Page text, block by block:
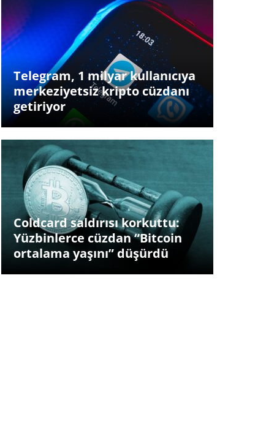
Telegram, 1 milyar kullanıcıya
merkeziyetsiz kripto cüzdanı
getiriyor
Coldcard saldırısı korkuttu:
Yüzbinlerce cüzdan “Bitcoin
ortalama yaşını” düşürdü